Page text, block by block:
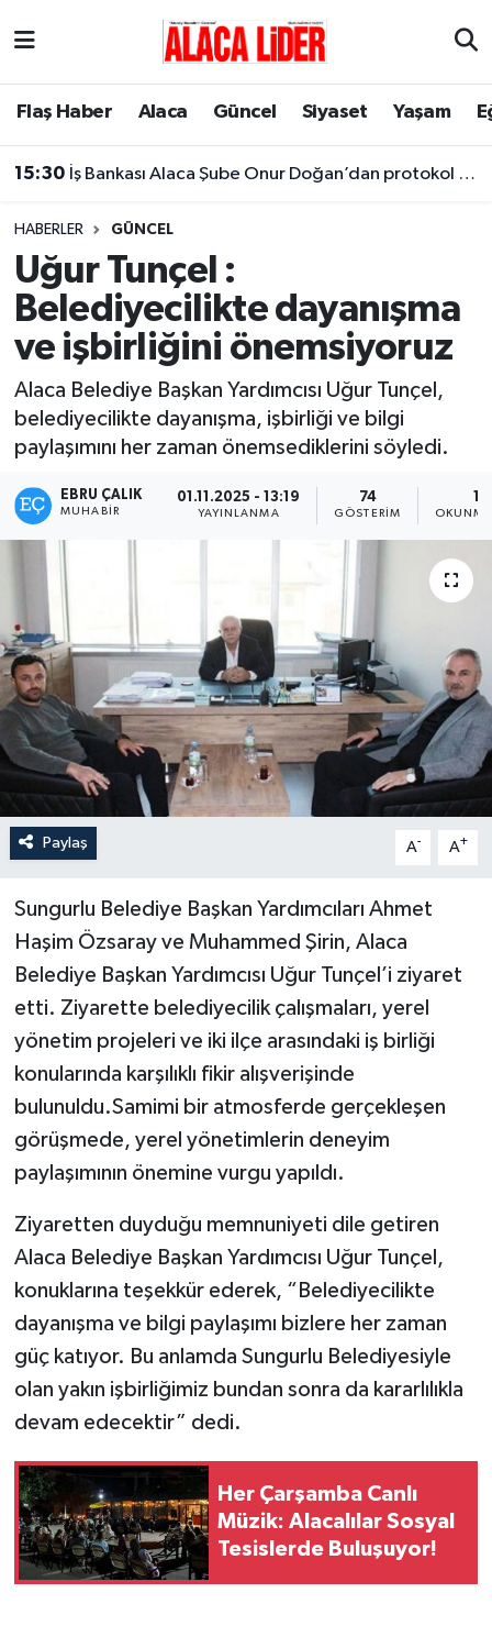
Flaş Haber Alaca Güncel Siyaset Yaşam
15:30 İş Bankası Alaca Şube Onur Doğan’dan protokol ziyaretleri
HABERLER GÜNCEL
Uğur Tunçel :
Belediyecilikte dayanışma
ve işbirliğini önemsiyoruz
Alaca Belediye Başkan Yardımcısı Uğur Tunçel,
belediyecilikte dayanışma, işbirliği ve bilgi
paylaşımını her zaman önemsediklerini söyledi.
EBRU ÇALIK
MUHABIR
01.11.2025 - 13:19
YAYINLANMA
74
GÖSTERIM
Paylaş A- A+
Sungurlu Belediye Başkan Yardımcıları Ahmet
Haşim Özsaray ve Muhammed Şirin, Alaca
Belediye Başkan Yardımcısı Uğur Tunçel’i ziyaret
etti. Ziyarette belediyecilik çalışmaları, yerel
yönetim projeleri ve iki ilçe arasındaki iş birliği
konularında karşılıklı fikir alışverişinde
bulunuldu.Samimi bir atmosferde gerçekleşen
görüşmede, yerel yönetimlerin deneyim
paylaşımının önemine vurgu yapıldı.
Ziyaretten duyduğu memnuniyeti dile getiren
Alaca Belediye Başkan Yardımcısı Uğur Tunçel,
konuklarına teşekkür ederek, “Belediyecilikte
dayanışma ve bilgi paylaşımı bizlere her zaman
güç katıyor. Bu anlamda Sungurlu Belediyesiyle
olan yakın işbirliğimiz bundan sonra da kararlılıkla
devam edecektir” dedi.
Her Çarşamba Canlı
Müzik: Alacalılar Sosyal
Tesislerde Buluşuyor!
Çorum Nöbetçi Eczaneler
Çorum Trafik Yoğunluk Haritası
Süper Lig Puan Durumu ve Fikstür
Tüm Manşetler
Son Dakika Haberleri